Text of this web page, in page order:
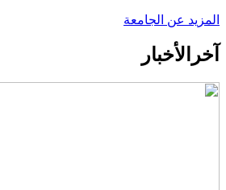
المزيد عن الجامعة
آخر الأخبار